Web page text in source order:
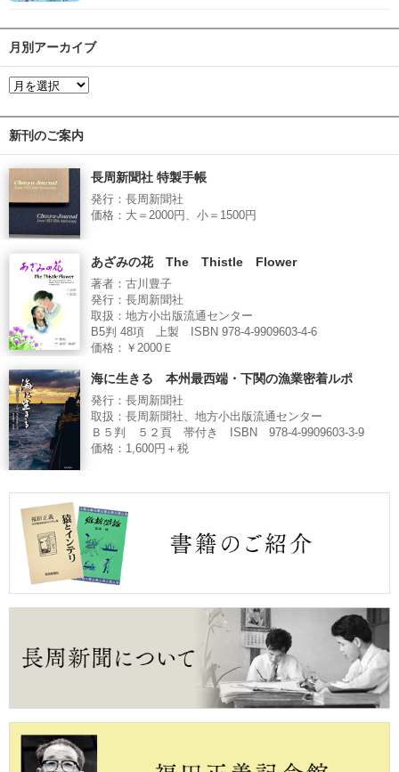
月別アーカイブ
新刊のご案内
長周新聞社 特製手帳
発行：長周新聞社
価格：大＝2000円、小＝1500円
あざみの花 The Thistle Flower
著者：古川豊子
発行：長周新聞社
取扱：地方小出版流通センター
B5判 48項 上製 ISBN 978-4-9909603-4-6
価格：￥2000Ｅ
海に生きる 本州最西端・下関の漁業密着ルポ
発行：長周新聞社
取扱：長周新聞社、地方小出版流通センター
Ｂ５判 ５２頁 帯付き ISBN 978-4-9909603-3-9
価格：1,600円＋税